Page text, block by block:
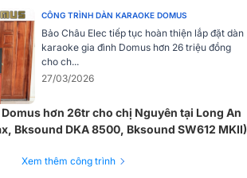
và SPL tối đa 125 dB (đỉnh 131 dB) đảm
mẽ, đầy đủ và không bị méo tiếng dù ở
mượt mà
đồng đều cả trên và ngoài trục. Điều này giúp
X)
CÔNG TRÌNH DÀN KARAOKE DOMUS
Bảo Châu Elec tiếp tục hoàn thiện lắp đặt dàn
karaoke gia đình Domus hơn 26 triệu đồng
cho ch...
27/03/2026
hơn 26tr cho chị Nguyên tại Long An
Bksound DKA 8500, Bksound SW612 MKII)
Xem thêm công trình